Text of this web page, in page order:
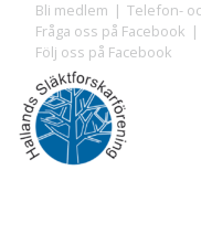
content
Bli medlem
Telefon-
Fråga oss på Facebook
Följ oss på Facebook